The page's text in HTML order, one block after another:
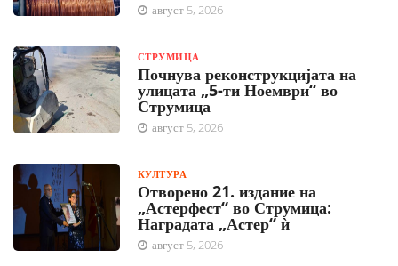
август 5, 2026
СТРУМИЦА
Почнува реконструкцијата на
улицата „5-ти Ноември“ во
Струмица
август 5, 2026
КУЛТУРА
Отворено 21. издание на
„Астерфест“ во Струмица:
Наградата „Астер“ ѝ
август 5, 2026